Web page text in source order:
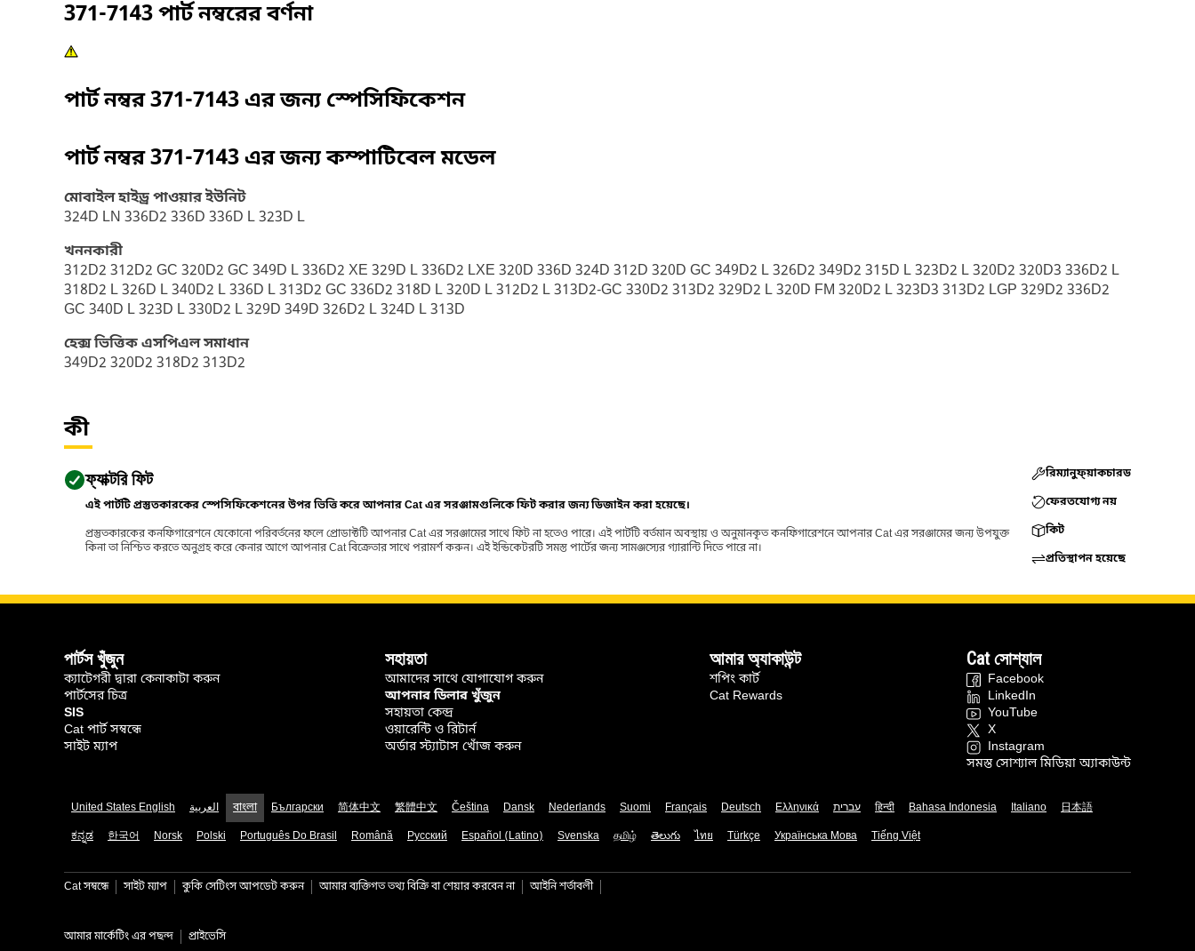
371-7143পার্ট নম্বরের বর্ণনা
পার্ট নম্বর371-7143এর জন্য স্পেসিফিকেশন
পার্ট নম্বর371-7143এর জন্য কম্পাটিবেল মডেল
মোবাইল হাইড্র পাওয়ার ইউনিট
324D LN 336D2 336D 336D L 323D L
খননকারী
312D2 312D2 GC 320D2 GC 349D L 336D2 XE 329D L 336D2 LXE 320D 336D 324D 312D 320D GC 349D2 L 326D2 349D2 315D L 323D2 L 320D2 320D3 336D2 L
318D2 L 326D L 340D2 L 336D L 313D2 GC 336D2 318D L 320D L 312D2 L 313D2-GC 330D2 313D2 329D2 L 320D FM 320D2 L 323D3 313D2 LGP 329D2 336D2
GC 340D L 323D L 330D2 L 329D 349D 326D2 L 324D L 313D
হেক্স ভিত্তিক এসপিএল সমাধান
349D2 320D2 318D2 313D2
কী
ফ্যাক্টরি ফিট
এই পার্টটি প্রস্তুতকারকের স্পেসিফিকেশনের উপর ভিত্তি করে আপনার Cat এর সরঞ্জামগুলিকে ফিট করার জন্য ডিজাইন করা হয়েছে।
প্রস্তুতকারকের কনফিগারেশনে যেকোনো পরিবর্তনের ফলে প্রোডাক্টটি আপনার Cat এর সরঞ্জামের সাথে ফিট না হতেও পারে। এই পার্টটি বর্তমান অবস্থায় ও অনুমানকৃত কনফিগারেশনে আপনার Cat এর সরঞ্জামের জন্য উপযুক্ত
কিনা তা নিশ্চিত করতে অনুগ্রহ করে কেনার আগে আপনার Cat বিক্রেতার সাথে পরামর্শ করুন। এই ইন্ডিকেটরটি সমস্ত পার্টের জন্য সামঞ্জস্যের গ্যারান্টি দিতে পারে না।
রিম্যানুফ্য়াকচারড
ফেরতযোগ্য নয়
কিট
প্রতিস্থাপন হয়েছে
পার্টস খুঁজুন
ক্যাটেগরী দ্বারা কেনাকাটা করুন
পার্টসের চিত্র
SIS
Cat পার্ট সম্বন্ধে
সাইট ম্যাপ
সহায়তা
আমাদের সাথে যোগাযোগ করুন
আপনার ডিলার খুঁজুন
সহায়তা কেন্দ্র
ওয়ারেন্টি ও রিটার্ন
অর্ডার স্ট্যাটাস খোঁজ করুন
আমার অ্যাকাউন্ট
শপিং কার্ট
Cat Rewards
Cat সোশ্যাল
Facebook
LinkedIn
YouTube
X
Instagram
সমস্ত সোশ্যাল মিডিয়া অ্যাকাউন্ট
United States English العربية বাংলা Български 简体中文 繁體中文 Čeština Dansk Nederlands Suomi Français Deutsch Ελληνικά עברית हिन्दी Bahasa Indonesia Italiano
日本語
ಕನ್ನಡ
한국어 Norsk Polski Português Do Brasil Română Русский Español (Latino) Svenska தமிழ் తెలుగు ไทย Türkçe Українська Мова Tiếng Việt
Cat সম্বন্ধে সাইট ম্যাপ কুকি সেটিংস আপডেট করুন আমার ব্যক্তিগত তথ্য বিক্রি বা শেয়ার করবেন না আইনি শর্তাবলী
আমার মার্কেটিং এর পছন্দ প্রাইভেসি